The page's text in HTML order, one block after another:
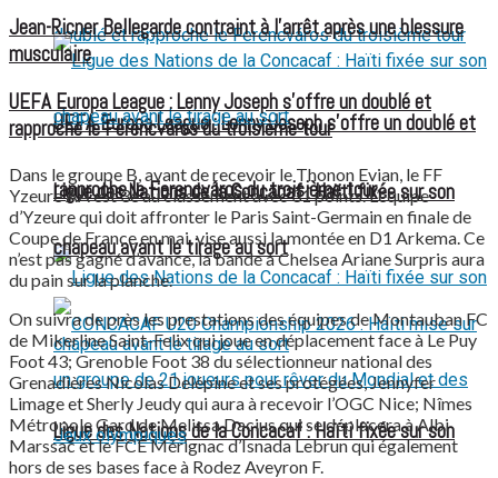
UEFA Europa League : Lenny Joseph s’offre un doublé et
rapproche le Ferencváros du troisième tour
Ligue des Nations de la Concacaf : Haïti fixée sur son
Ligue des Nations de la Concacaf : Haïti fixée sur son
chapeau avant le tirage au sort
Jean-Ricner Bellegarde contraint à l’arrêt après une blessure
musculaire
UEFA Europa League : Lenny Joseph s’offre un doublé et
rapproche le Ferencváros du troisième tour
Dans le groupe B, avant de recevoir le Thonon Evian, le FF
Yzeure AA est 3e au classement avec 31 points. L’équipe
d’Yzeure qui doit affronter le Paris Saint-Germain en finale de
Coupe de France en mai, vise aussi la montée en D1 Arkema. Ce
n’est pas gagné d’avance, la bande à Chelsea Ariane Surpris aura
du pain sur la planche.
On suivra de près les prestations des équipes de Montauban FC
de Mikerline Saint-Felix qui joue en déplacement face à Le Puy
Foot 43; Grenoble Foot 38 du sélectionneur national des
Grenadières Nicolas Delépine et ses protégées, Jennyfer
Limage et Sherly Jeudy qui aura à recevoir l’OGC Nice; Nîmes
Métropole Gard de Melissa Dacius qui se déplacera à Albi
Marssac et le FCE Mérignac d’Isnada Lebrun qui également
hors de ses bases face à Rodez Aveyron F.